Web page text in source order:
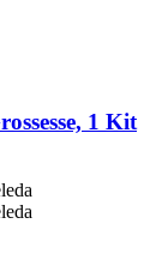
1 Kit